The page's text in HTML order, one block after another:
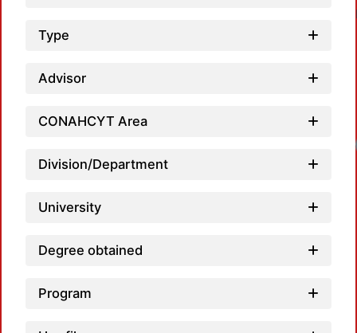
Type
Advisor
CONAHCYT Area
Division/Department
University
Degree obtained
Program